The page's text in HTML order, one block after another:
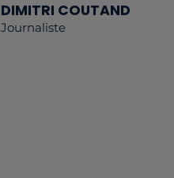
DIMITRI COUTAND
Journaliste